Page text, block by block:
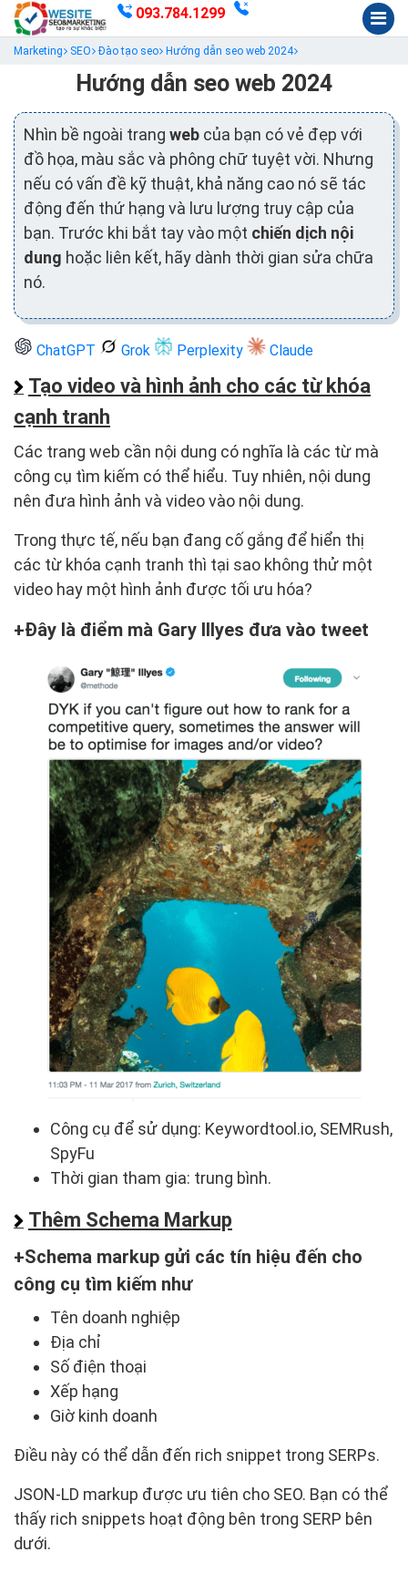
093.784.1299
Marketing SEO Đào tạo seo Hướng dẫn seo web 2024
Hướng dẫn seo web 2024
Nhìn bề ngoài trang web của bạn có vẻ đẹp với
đồ họa, màu sắc và phông chữ tuyệt vời. Nhưng
nếu có vấn đề kỹ thuật, khả năng cao nó sẽ tác
động đến thứ hạng và lưu lượng truy cập của
bạn. Trước khi bắt tay vào một chiến dịch nội
dung hoặc liên kết, hãy dành thời gian sửa chữa
nó.
ChatGPT Grok Perplexity Claude
Tạo video và hình ảnh cho các từ khóa
cạnh tranh
Các trang web cần nội dung có nghĩa là các từ mà
công cụ tìm kiếm có thể hiểu. Tuy nhiên, nội dung
nên đưa hình ảnh và video vào nội dung.
Trong thực tế, nếu bạn đang cố gắng để hiển thị
các từ khóa cạnh tranh thì tại sao không thử một
video hay một hình ảnh được tối ưu hóa?
Đây là điểm mà Gary Illyes đưa vào tweet
Công cụ để sử dụng: Keywordtool.io, SEMRush,
SpyFu
Thời gian tham gia: trung bình.
Thêm Schema Markup
Schema markup gửi các tín hiệu đến cho
công cụ tìm kiếm như
Tên doanh nghiệp
Địa chỉ
Số điện thoại
Xếp hạng
Giờ kinh doanh
Điều này có thể dẫn đến rich snippet trong SERPs.
JSON-LD markup được ưu tiên cho SEO. Bạn có thể
thấy rich snippets hoạt động bên trong SERP bên
dưới.